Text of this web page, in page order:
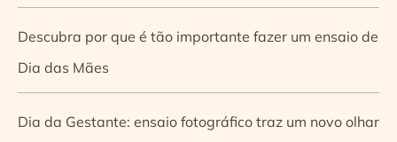
Descubra por que é tão importante fazer um ensaio de
Dia das Mães
Dia da Gestante: ensaio fotográfico traz um novo olhar